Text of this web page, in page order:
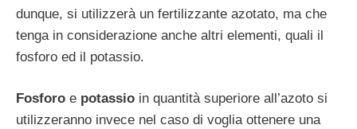
dunque, si utilizzerà un fertilizzante azotato, ma che
tenga in considerazione anche altri elementi, quali il
fosforo ed il potassio.
Fosforo e potassio in quantità superiore all’azoto si
utilizzeranno invece nel caso di voglia ottenere una